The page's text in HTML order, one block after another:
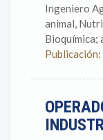
Ingeniero
animal,
Bioquímica;